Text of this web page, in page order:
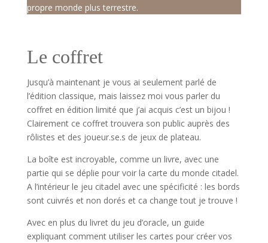
propre monde plus terrestre.
Le coffret
Jusqu’à maintenant je vous ai seulement parlé de
l’édition classique, mais laissez moi vous parler du
coffret en édition limité que j’ai acquis c’est un bijou !
Clairement ce coffret trouvera son public auprès des
rôlistes et des joueur.se.s de jeux de plateau.
La boîte est incroyable, comme un livre, avec une
partie qui se déplie pour voir la carte du monde citadel.
A l’intérieur le jeu citadel avec une spécificité : les bords
sont cuivrés et non dorés et ca change tout je trouve !
Avec en plus du livret du jeu d’oracle, un guide
expliquant comment utiliser les cartes pour créer vos